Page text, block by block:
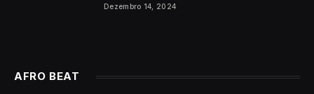
Dezembro 14, 2024
AFRO BEAT